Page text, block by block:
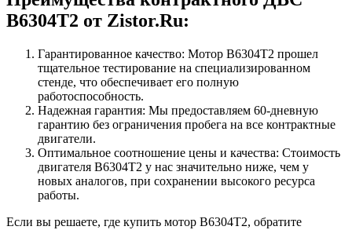
B6304T2 от Zistor.Ru:
Гарантированное качество: Мотор B6304T2 прошел
тщательное тестирование на специализированном
стенде, что обеспечивает его полную
работоспособность.
Надежная гарантия: Мы предоставляем 60-дневную
гарантию без ограничения пробега на все контрактные
двигатели.
Оптимальное соотношение цены и качества: Стоимость
двигателя B6304T2 у нас значительно ниже, чем у
новых аналогов, при сохранении высокого ресурса
работы.
Если вы решаете, где купить мотор B6304T2, обратите